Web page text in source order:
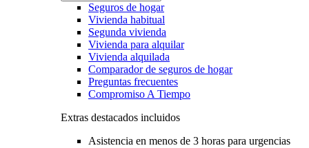
Seguros de hogar
Vivienda habitual
Segunda vivienda
Vivienda para alquilar
Vivienda alquilada
Comparador de seguros de hogar
Preguntas frecuentes
Compromiso A Tiempo
Extras destacados incluidos
Asistencia en menos de 3 horas para urgencias